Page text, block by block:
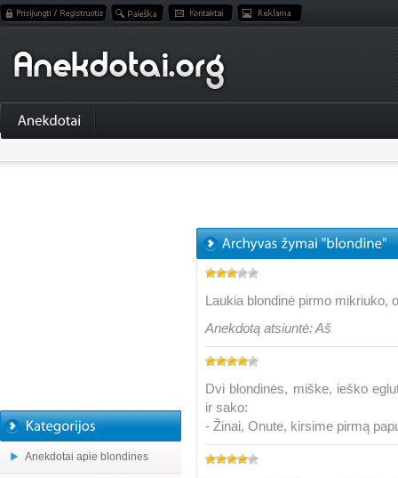
Anekdotai apie blondines
Laukia blondinė pirmo mikriuko,
Anekdotą atsiuntė: Aš
Dvi blondinės, miške, ieško
ir sako:
- Žinai, Onute, kirsime pirmą